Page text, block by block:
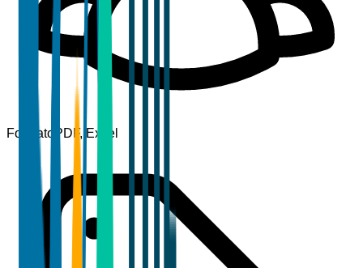
Formato PDF, Excel